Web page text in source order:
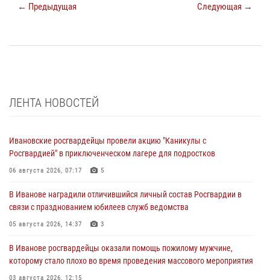
← Предыдущая Следующая →
ЛЕНТА НОВОСТЕЙ
Ивановские росгвардейцы провели акцию "Каникулы с
Росгвардией" в приключенческом лагере для подростков
06 августа 2026, 07:17 5
В Иванове наградили отличившийся личный состав Росгвардии в
связи с празднованием юбилеев служб ведомства
05 августа 2026, 14:37 3
В Иванове росгвардейцы оказали помощь пожилому мужчине,
которому стало плохо во время проведения массового мероприятия
03 августа 2026, 12:15